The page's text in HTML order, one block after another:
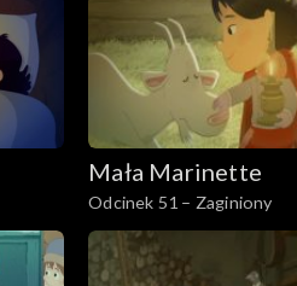
Mała Marinette
Odcinek 51 – Zaginiony